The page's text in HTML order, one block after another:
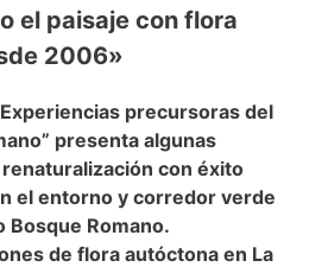
el paisaje con flora
2006»
precursoras del
presenta algunas
con éxito
el entorno y corredor verde
Bosque Romano.
de flora autóctona en La